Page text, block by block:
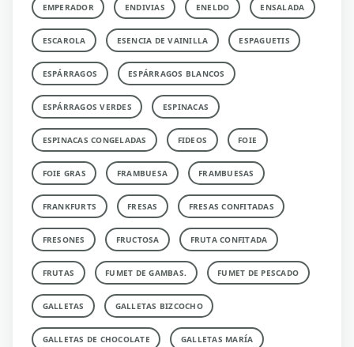
EMPERADOR ENDIVIAS ENELDO ENSALADA
ESCAROLA ESENCIA DE VAINILLA ESPAGUETIS
ESPÁRRAGOS ESPÁRRAGOS BLANCOS
ESPÁRRAGOS VERDES ESPINACAS
ESPINACAS CONGELADAS FIDEOS FOIE
FOIE GRAS FRAMBUESA FRAMBUESAS
FRANKFURTS FRESAS FRESAS CONFITADAS
FRESONES FRUCTOSA FRUTA CONFITADA
FRUTAS FUMET DE GAMBAS. FUMET DE PESCADO
GALLETAS GALLETAS BIZCOCHO
GALLETAS DE CHOCOLATE GALLETAS MARÍA